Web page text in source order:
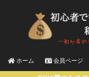
ホーム 会員ページ